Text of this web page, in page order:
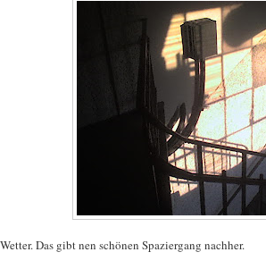
Das gibt nen schönen Spaziergang nachher.